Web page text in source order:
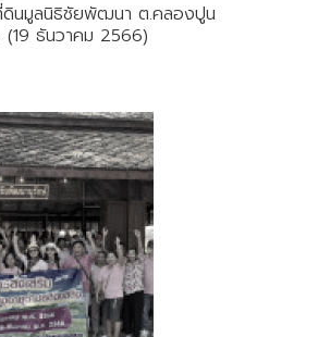
นมูลนิธิชัยพัฒนา ต.คลองปูน
(19 ธันวาคม 2566)